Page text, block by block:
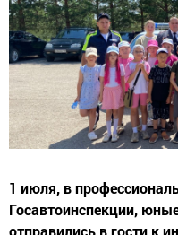
1 июля, в
Госавтоинспекции,
отправились в гости к